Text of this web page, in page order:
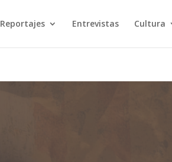
Reportajes Entrevistas Cultura